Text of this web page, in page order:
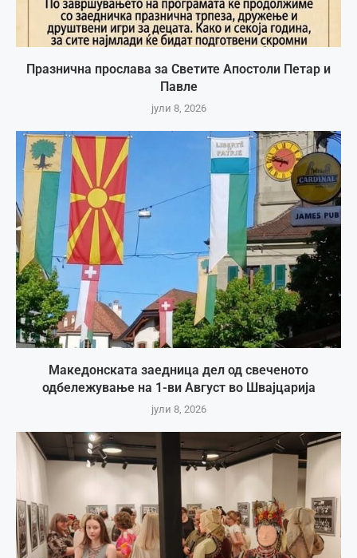
Празнична прослава за Светите Апостоли Петар и
Павле
јули 8, 2026
Македонската заедница дел од свеченото
одбележување на 1-ви Август во Швајцарија
јули 8, 2026